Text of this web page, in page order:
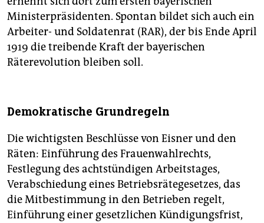
Ministerpräsidenten. Spontan bildet sich auch ein
Arbeiter- und Soldatenrat (RAR), der bis Ende April
1919 die treibende Kraft der baye­rischen
Räterevolution bleiben soll.
Demokratische Grundregeln
Die wichtigsten Beschlüsse von Eisner und den
Räten: Einführung des Frauenwahlrechts,
Festlegung des achtstündigen Arbeitstages,
Verabschiedung eines Betriebsrätegesetzes, das
die Mitbestimmung in den Betrieben regelt,
Einführung einer gesetzlichen Kündigungsfrist,